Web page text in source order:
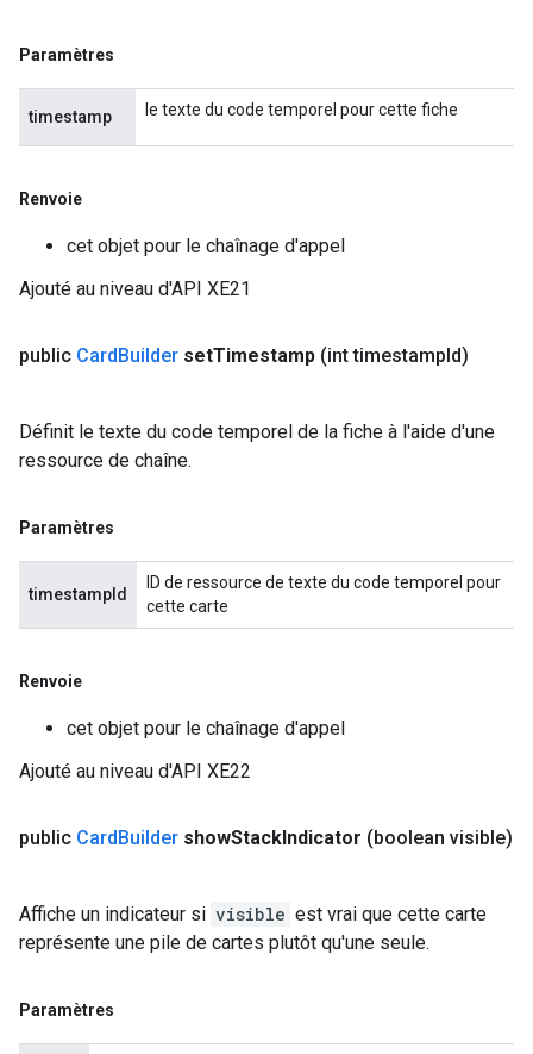
Paramètres
timestamp le texte du code temporel pour cette fiche
Renvoie
cet objet pour le chaînage d'appel
Ajouté au niveau d'API XE21
public CardBuilder setTimestamp (int timestampId)
Définit le texte du code temporel de la fiche à l'aide d'une
ressource de chaîne.
Paramètres
timestampId
ID de ressource de texte du code temporel pour
cette carte
Renvoie
cet objet pour le chaînage d'appel
Ajouté au niveau d'API XE22
public CardBuilder showStackIndicator (boolean visible)
Affiche un indicateur si visible est vrai que cette carte
représente une pile de cartes plutôt qu'une seule.
Paramètres